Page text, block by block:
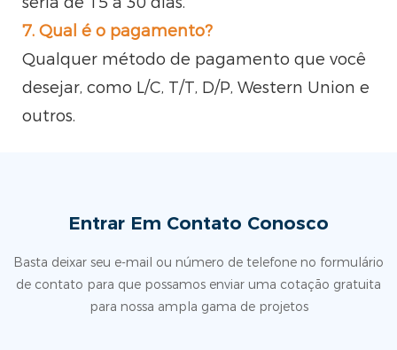
7. Qual é o pagamento?
Qualquer método de pagamento que você
desejar, como L/C, T/T, D/P, Western Union e
outros.
Entrar Em Contato Conosco
Basta deixar seu e-mail ou número de telefone no formulário
de contato para que possamos enviar uma cotação gratuita
para nossa ampla gama de projetos